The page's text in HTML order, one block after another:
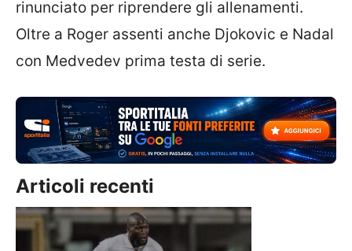
rinunciato per riprendere gli allenamenti.
Oltre a Roger assenti anche Djokovic e Nadal
con Medvedev prima testa di serie.
Articoli recenti